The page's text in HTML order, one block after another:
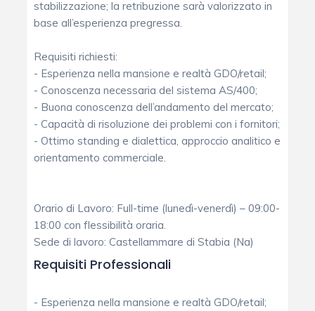
stabilizzazione; la retribuzione sarà valorizzato in
base all’esperienza pregressa.
Requisiti richiesti:
- Esperienza nella mansione e realtà GDO/retail;
- Conoscenza necessaria del sistema AS/400;
- Buona conoscenza dell’andamento del mercato;
- Capacità di risoluzione dei problemi con i fornitori;
- Ottimo standing e dialettica, approccio analitico e
orientamento commerciale.
Orario di Lavoro: Full-time (lunedì-venerdì) – 09:00-
18:00 con flessibilità oraria.
Sede di lavoro: Castellammare di Stabia (Na)
Requisiti Professionali
- Esperienza nella mansione e realtà GDO/retail;